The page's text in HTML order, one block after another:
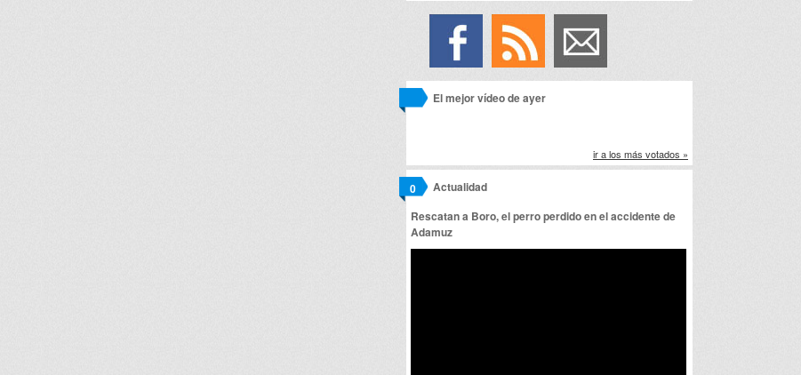
El mejor vídeo de ayer
ir a los más votados »
Actualidad
0
Rescatan a Boro, el perro perdido en el accidente de
Adamuz